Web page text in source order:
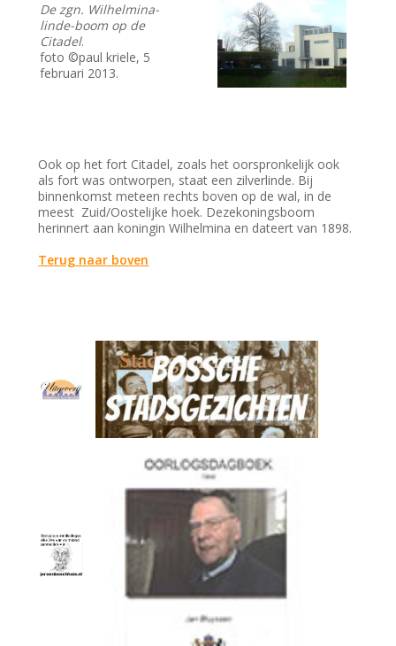
De zgn. Wilhelmina-
linde-boom op de
Citadel.
foto ©paul kriele, 5
februari 2013.
Ook op het fort Citadel, zoals het oorspronkelijk ook
als fort was ontworpen, staat een zilverlinde. Bij
binnenkomst meteen rechts boven op de wal, in de
meest Zuid/Oostelijke hoek. Dezekoningsboom
herinnert aan koningin Wilhelmina en dateert van 1898.
Terug naar boven